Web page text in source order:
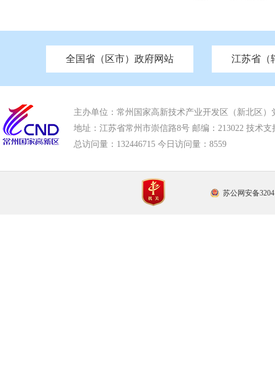
全国省（区市）政府网站
北京 天津 重庆 河南 河北 山西
江苏省（
中国江苏 南京市政府 苏州市政府 无锡
市发改委 市工信局 市教育局 市科技局 市
市应急管理局 市审计局 市外事办 市生态
主办单位：常州国家高新技术产业开发区（新北区）
地址：江苏省常州市崇信路8号 邮编：213022 技术支
总访问量： 132446715 今日访问量： 8559
苏公网安备